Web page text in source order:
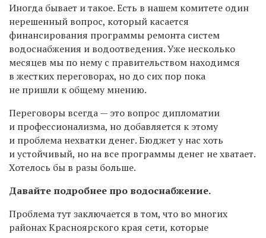
Иногда бывает и такое. Есть в нашем комитете один
нерешенный вопрос, который касается
финансирования программы ремонта систем
водоснабжения и водоотведения. Уже несколько
месяцев мы по нему с правительством находимся
в жестких переговорах, но до сих пор пока
не пришли к общему мнению.
Переговоры всегда — это вопрос дипломатии
и профессионализма, но добавляется к этому
и проблема нехватки денег. Бюджет у нас хоть
и устойчивый, но на все программы денег не хватает.
Хотелось бы в разы больше.
Давайте подробнее про водоснабжение.
Проблема тут заключается в том, что во многих
районах Красноярского края сети, которые